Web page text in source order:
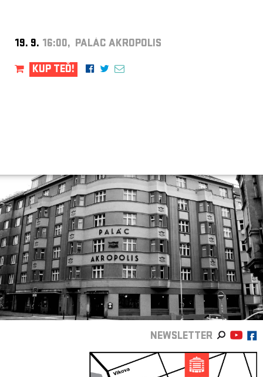
19. 9. 16:00, PALÁC AKROPOLIS
KUP TEĎ!
NEWSLETTER